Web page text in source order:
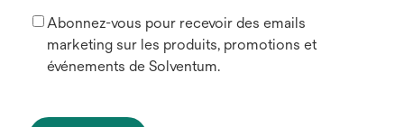
Abonnez-vous pour recevoir des emails
marketing sur les produits, promotions et
événements de Solventum.